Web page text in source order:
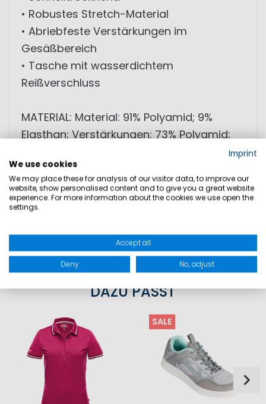
• Robustes Stretch-Material
• Abriebfeste Verstärkungen im
Gesäßbereich
• Tasche mit wasserdichtem
Reißverschluss
MATERIAL: Material: 91% Polyamid; 9%
Elasthan; Verstärkungen: 73% Polyamid;
GRÖSSEN
DAZU PASST
SALE
Imprint
We use cookies
We may place these for analysis of our visitor data, to improve our
website, show personalised content and to give you a great website
experience. For more information about the cookies we use open the
settings.
Accept all
Deny No, adjust